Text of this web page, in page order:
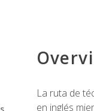
La ruta de
en inglés